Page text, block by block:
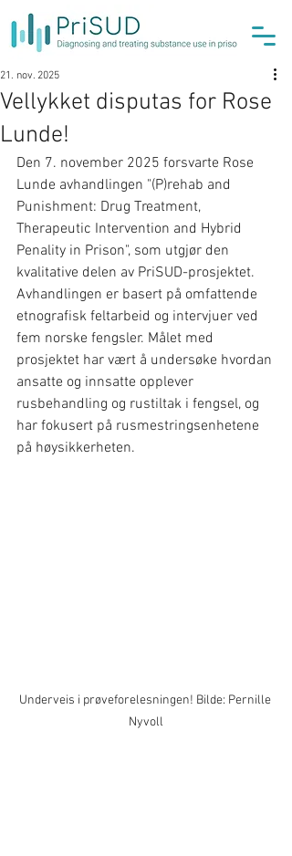
Vellykket disputas for Rose
Lunde!
21. nov. 2025
Den 7. november 2025 forsvarte Rose
Lunde avhandlingen "(P)rehab and
Punishment: Drug Treatment,
Therapeutic Intervention and Hybrid
Penality in Prison", som utgjør den
kvalitative delen av PriSUD-prosjektet.
Avhandlingen er basert på omfattende
etnografisk feltarbeid og intervjuer ved
fem norske fengsler. Målet med
prosjektet har vært å undersøke hvordan
ansatte og innsatte opplever
rusbehandling og rustiltak i fengsel, og
har fokusert på rusmestringsenhetene
på høysikkerheten.
Underveis i prøveforelesningen! Bilde: Pernille
Nyvoll